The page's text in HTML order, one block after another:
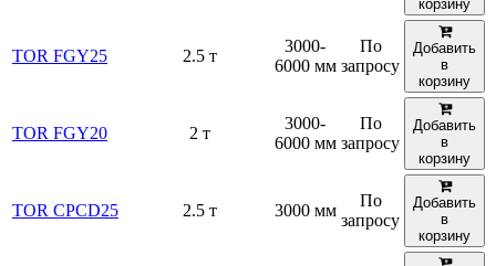
корзину
TOR FGY25 2.5 т
3000-
6000 мм
По
запросу
Добавить
в
корзину
TOR FGY20 2 т
3000-
6000 мм
По
запросу
Добавить
в
корзину
TOR CPCD25 2.5 т 3000 мм
По
запросу
Добавить
в
корзину